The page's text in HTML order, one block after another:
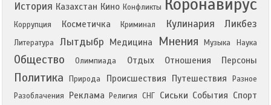
История Казахстан Кино Конфликты Коронавирус
Коррупция Косметичка Криминал Кулинария Ликбез
Литература Лытдыбр Медицина Мнения Музыка Наука
Общество Олимпиада Отдых Отношения Персоны
Политика Природа Происшествия Путешествия
Разное
Разоблачения
Реклама Религия СНГ Сиськи События Спорт